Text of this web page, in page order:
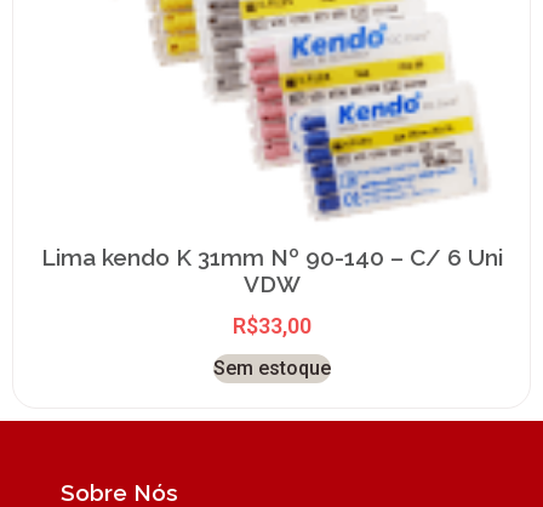
Lima kendo K 31mm Nº 90-140 – C/ 6 Uni
VDW
R$33,00
Sem estoque
Sobre Nós